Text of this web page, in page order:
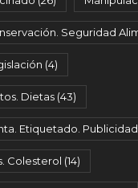
Seguridad
(4)
Dietas (43)
Etiquetado. Publicidad
Colesterol (14)